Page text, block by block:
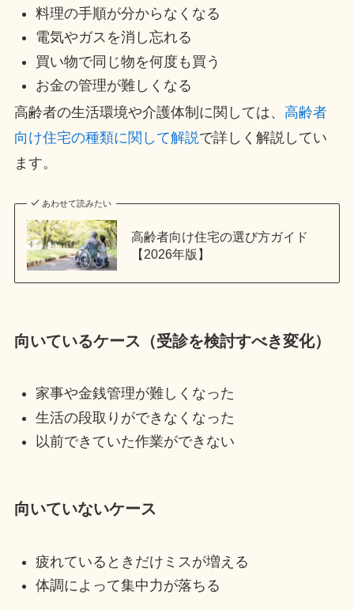
料理の手順が分からなくなる
電気やガスを消し忘れる
買い物で同じ物を何度も買う
お金の管理が難しくなる
高齢者の生活環境や介護体制に関しては、 高齢者
向け住宅の種類に関して解説で詳しく解説してい
ます。
あわせて読みたい
高齢者向け住宅の選び方ガイド
【2026年版】
向いているケース（受診を検討すべき変化）
家事や金銭管理が難しくなった
生活の段取りができなくなった
以前できていた作業ができない
向いていないケース
疲れているときだけミスが増える
体調によって集中力が落ちる